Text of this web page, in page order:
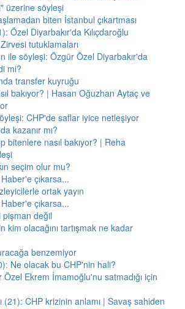
üzerine söyleşi
biten İstanbul çıkartması
Özel Diyarbakır'da Kılıçdaroğlu
tutuklamaları
ile söyleşi: Özgür Özel Diyarbakır'da
mi?
transfer kuyruğu
bakıyor? | Hasan Oğuzhan Aytaç ve
CHP'de saflar iyice netleşiyor
kazanır mı?
bitenlere nasıl bakıyor? | Reha
seçim olur mu?
çıkarsa...
ortak yayın
çıkarsa...
pişman değil
kim olacağını tartışmak ne kadar
benzemiyor
Ne olacak bu CHP'nin hali?
Ekrem İmamoğlu'nu satmadığı için
(21): CHP krizinin anlamı | Savaş sahiden